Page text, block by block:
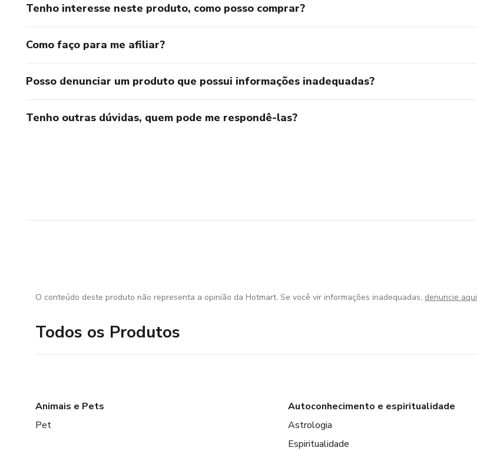
Tenho interesse neste produto, como posso comprar?
Como faço para me afiliar?
Posso denunciar um produto que possui informações inadequadas?
Tenho outras dúvidas, quem pode me respondê-las?
O conteúdo deste produto não representa a opinião da Hotmart. Se você vir informações inadequadas, denuncie aqui
Todos os Produtos
Animais e Pets
Pet
Autoconhecimento e espiritualidade
Astrologia
Espiritualidade